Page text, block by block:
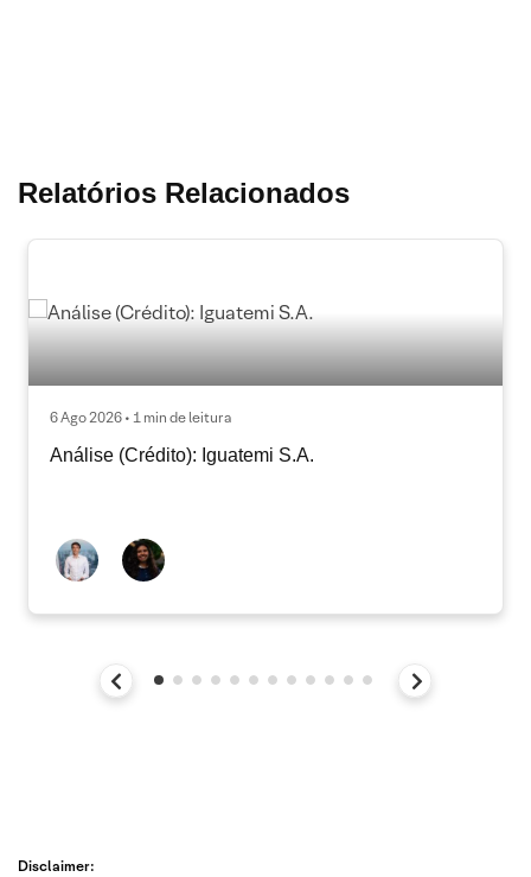
Relatórios Relacionados
6 Ago 2026 • 1 min de leitura
Análise (Crédito): Iguatemi S.A.
Disclaimer: